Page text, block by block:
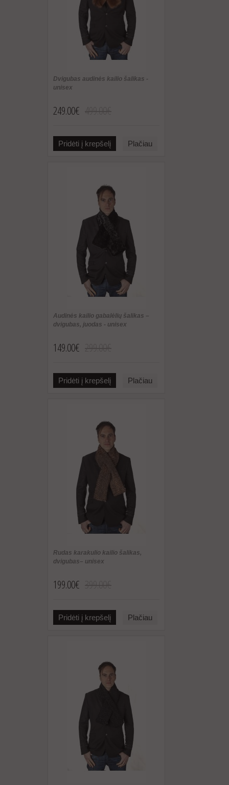
Dvigubas audinės kailio šalikas -
unisex
249.00€
Pridėti į krepšelį Plačiau
Audinės kailio gabalėlių šalikas –
dvigubas, juodas - unisex
149.00€
Pridėti į krepšelį Plačiau
Rudas karakulio kailio šalikas,
dvigubas– unisex
199.00€
Pridėti į krepšelį Plačiau